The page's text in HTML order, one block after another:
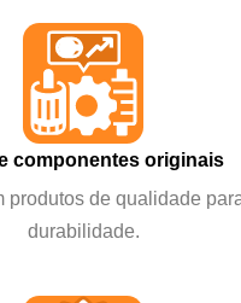
componentes originais
produtos de qualidade
durabilidade.